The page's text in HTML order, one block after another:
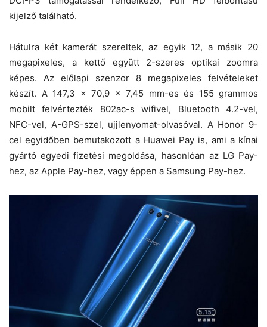
kijelző található.
Hátulra két kamerát szereltek, az egyik 12, a másik 20
megapixeles, a kettő együtt 2-szeres optikai zoomra
képes. Az előlapi szenzor 8 megapixeles felvételeket
készít. A 147,3 × 70,9 × 7,45 mm-es és 155 grammos
mobilt felvértezték 802ac-s wifivel, Bluetooth 4.2-vel,
NFC-vel, A-GPS-szel, ujjlenyomat-olvasóval. A Honor 9-
cel egyidőben bemutakozott a Huawei Pay is, ami a kínai
gyártó egyedi fizetési megoldása, hasonlóan az LG Pay-
hez, az Apple Pay-hez, vagy éppen a Samsung Pay-hez.